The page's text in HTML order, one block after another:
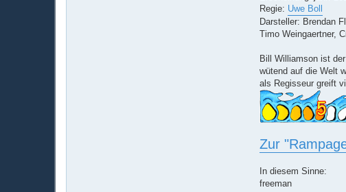
Regie: Uwe Boll
Darsteller: Brendan
Timo Weingaertner,
Bill Williamson ist
wütend auf die Welt
als Regisseur greift
Zur
In diesem Sinne:
freeman